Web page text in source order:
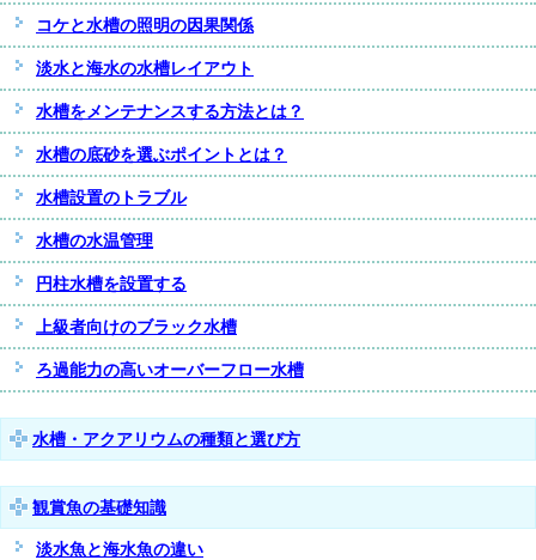
コケと水槽の照明の因果関係
淡水と海水の水槽レイアウト
水槽をメンテナンスする方法とは？
水槽の底砂を選ぶポイントとは？
水槽設置のトラブル
水槽の水温管理
円柱水槽を設置する
上級者向けのブラック水槽
ろ過能力の高いオーバーフロー水槽
水槽・アクアリウムの種類と選び方
観賞魚の基礎知識
淡水魚と海水魚の違い